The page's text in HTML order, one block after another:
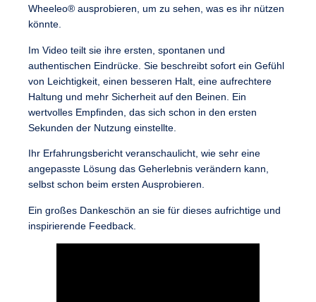
Wheeleo® ausprobieren, um zu sehen, was es ihr nützen
könnte.
Im Video teilt sie ihre ersten, spontanen und
authentischen Eindrücke. Sie beschreibt sofort ein Gefühl
von Leichtigkeit, einen besseren Halt, eine aufrechtere
Haltung und mehr Sicherheit auf den Beinen. Ein
wertvolles Empfinden, das sich schon in den ersten
Sekunden der Nutzung einstellte.
Ihr Erfahrungsbericht veranschaulicht, wie sehr eine
angepasste Lösung das Geherlebnis verändern kann,
selbst schon beim ersten Ausprobieren.
Ein großes Dankeschön an sie für dieses aufrichtige und
inspirierende Feedback.